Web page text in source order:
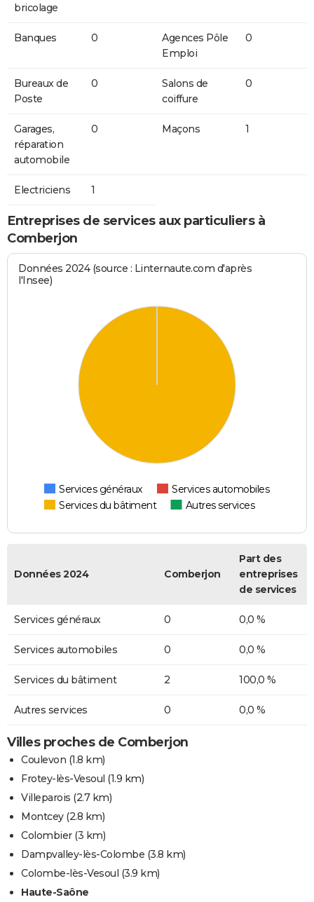
bricolage
Banques 0
Agences Pôle
Emploi
0
Bureaux de
Poste
0
Salons de
coiffure
0
Garages,
réparation
automobile
0 Maçons 1
Electriciens 1
Entreprises de services aux particuliers à
Comberjon
Données 2024 (source : Linternaute.com d'après
l'Insee)
Services généraux
Services automobiles
Services du bâtiment
Autres services
Données 2024 Comberjon
Part des
entreprises
de services
Services généraux 0 0,0 %
Services automobiles 0 0,0 %
Services du bâtiment 2 100,0 %
Autres services 0 0,0 %
Villes proches de Comberjon
Coulevon (1.8 km)
Frotey-lès-Vesoul (1.9 km)
Villeparois (2.7 km)
Montcey(2.8 km)
Colombier(3 km)
Dampvalley-lès-Colombe (3.8 km)
Colombe-lès-Vesoul (3.9 km)
Haute-Saône